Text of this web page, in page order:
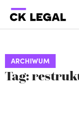
ARCHIWUM
Tag: